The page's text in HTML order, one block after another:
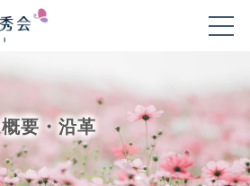
概要・沿革